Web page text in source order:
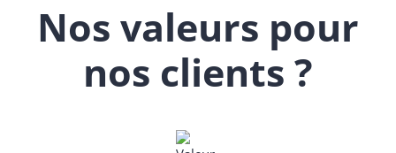
Nos valeurs pour
nos clients ?